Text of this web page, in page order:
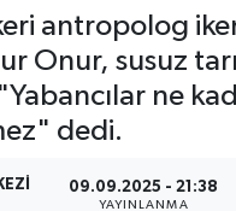
antropolog
Onur, susuz
ne
dedi.
09.09.2025 - 21:38
YAYINLANMA